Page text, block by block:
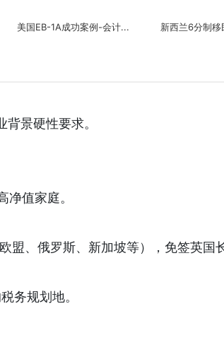
美国EB-1A成功案例-会计... 新西兰6分制
景硬性要求。
值家庭。
欧盟、俄罗斯、新加坡等），免签英国
务规划地。